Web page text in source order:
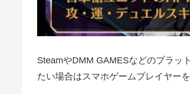
SteamやDMM GAMESなどのプラッ
たい場合はスマホゲームプレイヤー